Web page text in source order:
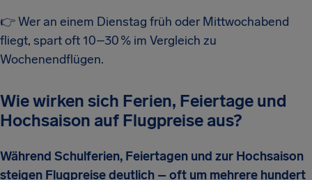
👉 Wer an einem Dienstag früh oder Mittwochabend
fliegt, spart oft 10–30 % im Vergleich zu
Wochenendflügen.
Wie wirken sich Ferien, Feiertage und
Hochsaison auf Flugpreise aus?
Während Schulferien, Feiertagen und zur Hochsaison
steigen Flugpreise deutlich – oft um mehrere hundert